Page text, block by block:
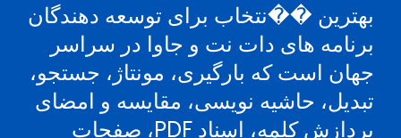
بهترین ��نتخاب برای توسعه دهندگان
برنامه های دات نت و جاوا در سراسر
جهان است که بارگیری، مونتاژ، جستجو،
تبدیل، حاشیه نویسی، مقایسه و امضای
پردازش کلمه، اسناد PDF، صفحات